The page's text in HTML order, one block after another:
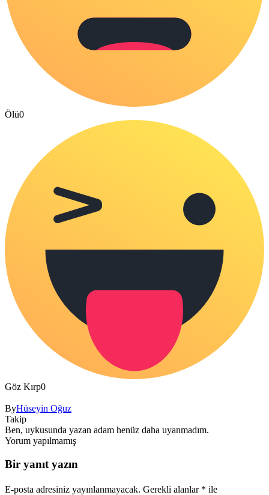
Ölü0
Göz Kırp0
ByHüseyin Oğuz
Takip
Ben, uykusunda yazan adam henüz daha uyanmadım.
Yorum yapılmamış
Bir yanıt yazın
E-posta adresiniz yayınlanmayacak. Gerekli alanlar * ile